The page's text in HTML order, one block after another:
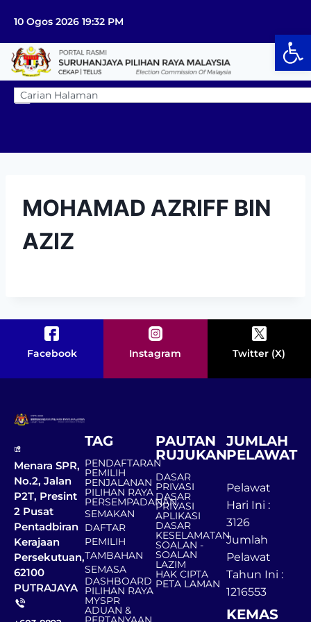
10 Ogos 2026 19:32 PM
MOHAMAD AZRIFF BIN
AZIZ
Facebook Instagram Twitter (X)
Menara SPR,
No.2, Jalan
P2T, Presint
2 Pusat
Pentadbiran
Kerajaan
Persekutuan,
62100
PUTRAJAYA
TAG
PENDAFTARAN
PEMILIH
PENJALANAN
PILIHAN RAYA
PERSEMPADANAN
SEMAKAN
DAFTAR
PEMILIH
TAMBAHAN
SEMASA
DASHBOARD
PILIHAN RAYA
MYSPR
ADUAN &
PAUTAN
RUJUKAN
DASAR
PRIVASI
DASAR
PRIVASI
APLIKASI
DASAR
KESELAMATAN
SOALAN -
SOALAN
LAZIM
HAK CIPTA
PETA LAMAN
JUMLAH
PELAWAT
Pelawat
Hari Ini :
3126
Jumlah
Pelawat
Tahun Ini :
1216553
KEMAS